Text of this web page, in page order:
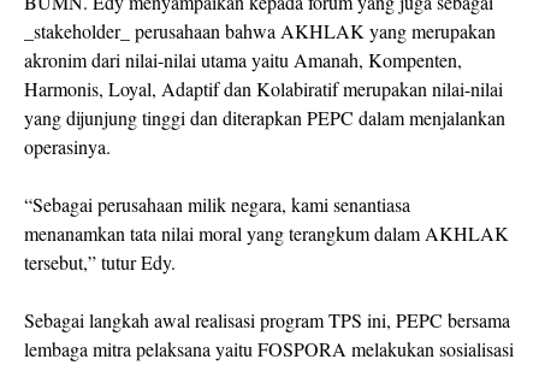
_stakeholder_ perusahaan bahwa AKHLAK yang merupakan
akronim dari nilai-nilai utama yaitu Amanah, Kompenten,
Harmonis, Loyal, Adaptif dan Kolabiratif merupakan nilai-nilai
yang dijunjung tinggi dan diterapkan PEPC dalam menjalankan
operasinya.
“Sebagai perusahaan milik negara, kami senantiasa
menanamkan tata nilai moral yang terangkum dalam AKHLAK
tersebut,” tutur Edy.
Sebagai langkah awal realisasi program TPS ini, PEPC bersama
lembaga mitra pelaksana yaitu FOSPORA melakukan sosialisasi